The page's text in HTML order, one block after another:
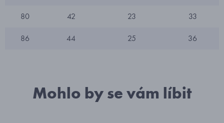
80 42 23 33
86 44 25 36
Mohlo by se vám líbit